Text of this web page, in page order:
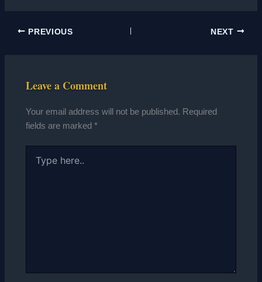
PREVIOUS NEXT
Leave a Comment
Your email address will not be published. Required
fields are marked*
here..